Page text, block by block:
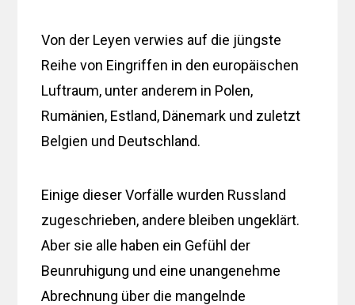
Von der Leyen verwies auf die jüngste
Reihe von Eingriffen in den europäischen
Luftraum, unter anderem in Polen,
Rumänien, Estland, Dänemark und zuletzt
Belgien und Deutschland.
Einige dieser Vorfälle wurden Russland
zugeschrieben, andere bleiben ungeklärt.
Aber sie alle haben ein Gefühl der
Beunruhigung und eine unangenehme
Abrechnung über die mangelnde